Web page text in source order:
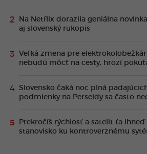
Na Netflix dorazila geniálna
aj slovenský rukopis
Veľká zmena pre
nebudú môcť na cesty, hrozí
Slovensko čaká noc plná
podmienky na Perseidy sa často
Prekročíš rýchlosť a satelit ťa ihneď
stanovisko ku kontroverznému